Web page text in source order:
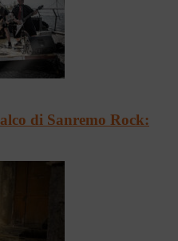
di Sanremo Rock: